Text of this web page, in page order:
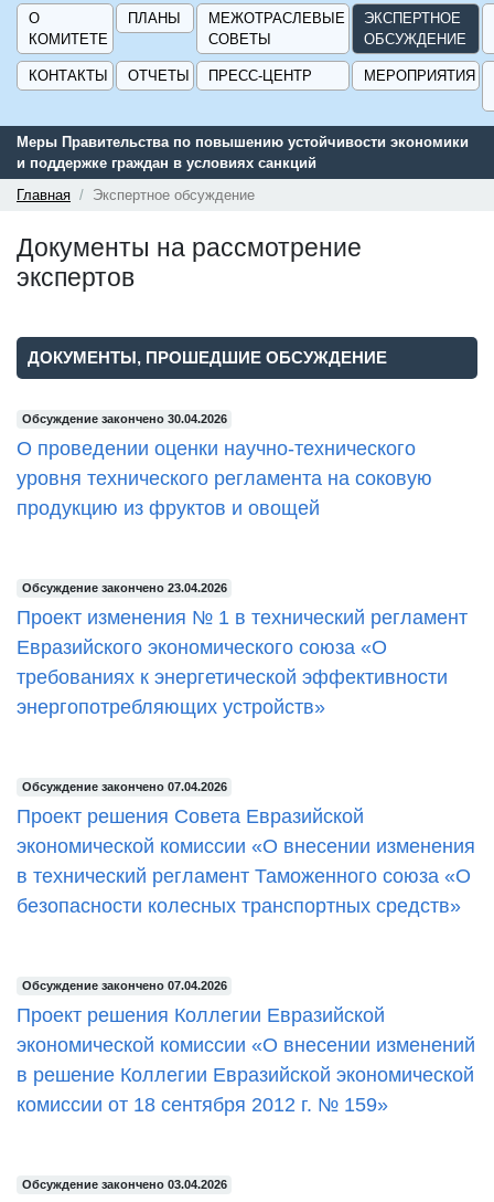
О
КОМИТЕТЕ
ПЛАНЫ
МЕЖОТРАСЛЕВЫЕ
СОВЕТЫ
ЭКСПЕРТНОЕ
ОБСУЖДЕНИЕ
КОНТАКТЫ ОТЧЕТЫ ПРЕСС-ЦЕНТР МЕРОПРИЯТИЯ
экономики Сервис поиска и подбора субсидий и мер
поддержки для предприятий - «Навигатор мер
ГИСП».
Главная Экспертное обсуждение
Документы на рассмотрение
экспертов
ДОКУМЕНТЫ, ПРОШЕДШИЕ ОБСУЖДЕНИЕ
Обсуждение закончено 30.04.2026
О проведении оценки научно-технического
уровня технического регламента на соковую
продукцию из фруктов и овощей
Обсуждение закончено 23.04.2026
Проект изменения № 1 в технический регламент
Евразийского экономического союза «О
требованиях к энергетической эффективности
энергопотребляющих устройств»
Обсуждение закончено 07.04.2026
Проект решения Совета Евразийской
экономической комиссии «О внесении изменения
в технический регламент Таможенного союза «О
безопасности колесных транспортных средств»
Обсуждение закончено 07.04.2026
Проект решения Коллегии Евразийской
экономической комиссии «О внесении изменений
в решение Коллегии Евразийской экономической
комиссии от 18 сентября 2012 г. № 159»
Обсуждение закончено 03.04.2026